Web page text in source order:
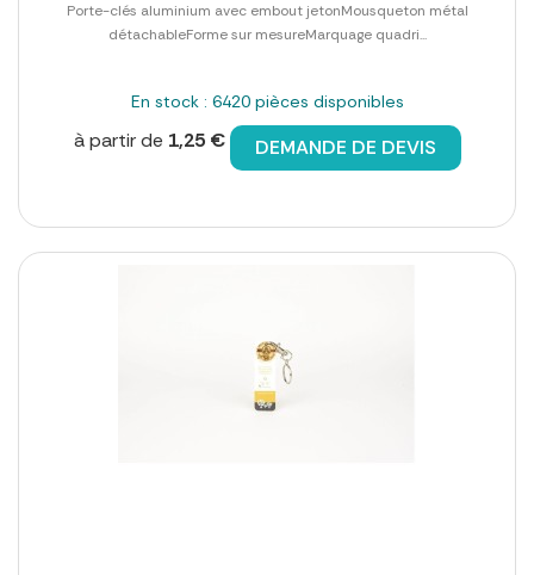
Porte-clés aluminium avec embout jetonMousqueton métal
détachableForme sur mesureMarquage quadri...
En stock : 6420 pièces disponibles
à partir de 1,25 € DEMANDE DE DEVIS